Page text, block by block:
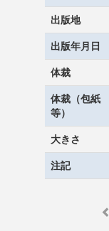
出版地
出版年月日
体裁
体裁（包紙
等）
大きさ
注記